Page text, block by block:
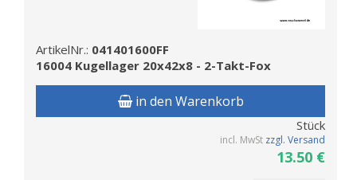
ArtikelNr.: 041401600FF
16004 Kugellager 20x42x8 - 2-Takt-Fox
in den Warenkorb
Stück
incl. MwSt zzgl. Versand
13.50 €